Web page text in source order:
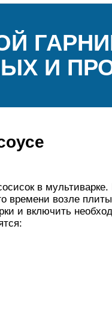
И
в
времени возле
и включить